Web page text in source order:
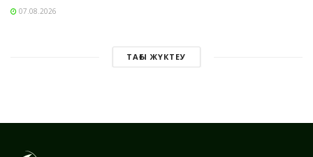
07.08.2026
ТАҒЫ ЖҮКТЕУ